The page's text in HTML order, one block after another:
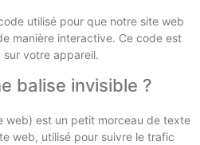
utilisé pour que notre site web
manière interactive. Ce code est
votre appareil.
balise invisible ?
web) est un petit morceau de texte
web, utilisé pour suivre le trafic